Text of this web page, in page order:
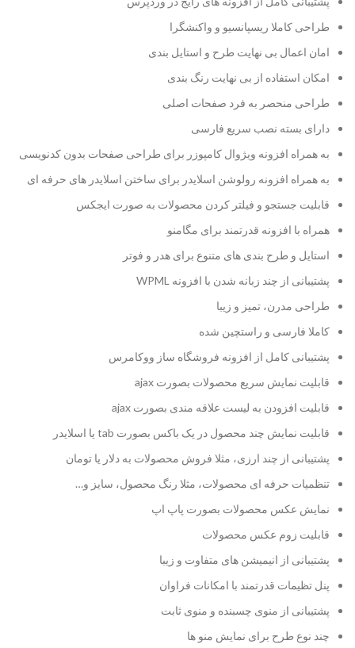
طراحی کاملا ریسپانسیو و واکنشگرا
امان اعمال بی نهایت طرح و استایل بندی
امکان استفاده از بی نهایت رنگ بندی
طراحی منحصر به فرد صفحات اصلی
دارای بسته نصب سریع فارسی
به همراه افزونه ویژوال کامپوزر برای طراحی صفحات بدون کدنویسی
به همراه افزونه رولوشن اسلایدر برای ساختن اسلایدر های حرفه ای
قابلیت جستجو و فیلتر کردن محصولات به صورت ایجکس
همراه با افزونه قدرتمند برای مگامنو
استایل و طرح بندی های متنوع برای هدر و فوتر
پشتیبانی از چند زبانه شدن با افزونه WPML
طراحی مدرن، تمیز و زیبا
کاملا فارسی و راستچین شده
پشتیبانی کامل از افزونه فروشگاه ساز ووکامرس
قابلیت نمایش سریع محصولات بصورت ajax
قابلیت افزودن به لیست علاقه مندی بصورت ajax
قابلیت نمایش چند محصول در یک باکس بصورت tab یا اسلایدر
پشتیبانی از چند ارزی، مثلا فروش محصولات به دلار یا تومان
تنظمیات حرفه ای محصولات، مثلا رنگ محصول، سایز و…
نمایش عکس محصولات بصورت پاپ اپ
قابلیت زوم عکس محصولات
پشتیبانی از انیمیشن های متفاوت و زیبا
پنل تظیمات قدرتمند با امکانات فراوان
پشتیبانی از منوی چسبنده و منوی ثابت
چند نوع طرح برای نمایش منو ها